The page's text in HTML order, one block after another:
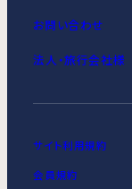
お問い合わせ
法人・旅行会社様
サイト利用規約
会員規約